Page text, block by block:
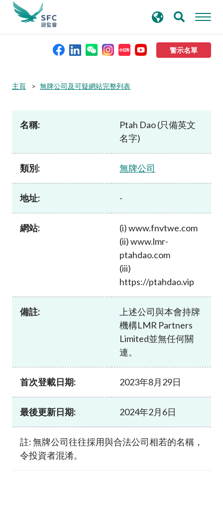
警示名單
本會簡介
資料庫
新聞稿及公布
加入本會
尋
主頁 無牌公司及可疑網站完整列表
名稱:
Ptah Dao (只備英文
名字)
類別: 無牌公司
地址: -
網站:
(i) www.fnvtwe.com
(ii) www.lmr-
ptahdao.com
(iii)
https://ptahdao.vip
備註:
上述公司與本會持牌
機構LMR Partners
Limited並無任何關
連。
首次登載日期: 2023年8月29日
最後更新日期: 2024年2月6日
註: 無牌公司往往採用與合法公司相若的名稱，
令投資者混淆。